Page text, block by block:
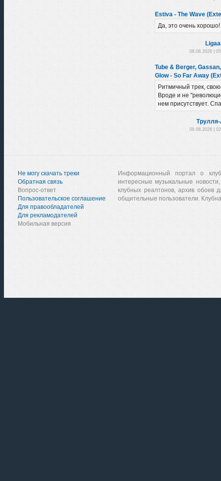
Estiva - The Wave
Да, это очень хорошо!
08.08.2026 |
Tube & Berger,
Glow - So Far Away
Ритмичный трек,
Вроде и не
нем присутствует.
08.08.2026 |
Не могу скачать треки
Обратная связь
Вопрос-ответ
Пользовательское соглашение
Для правообладателей
Для рекламодателей
Мобильная версия
Информационный портал о
интересные музыкальные
клубных реалтонов, архив обоев
общительные пользователи.